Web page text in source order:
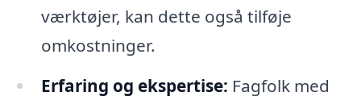
værktøjer, kan dette også tilføje
omkostninger.
Erfaring og ekspertise: Fagfolk med